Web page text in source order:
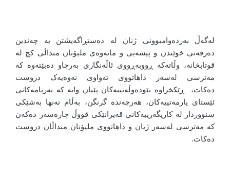
لەگەڵ بەردەوامبوونی ژنان لە دەستڕاگەیشتن بە چەندین
دەرفەتی خوێندن و پیشەیی و مانەوەی ملیۆنان منداڵی کچ لە
قوتابخانە، وڵاتەکە ڕووبەڕووی ئاڵەنگاری بەرچاو دەبێتەوە کە
مەترسی لەسەر داهاتووی تەواوی نەوەیەک دروست
دەکات، ڕێکخراوە نێودەوڵەتییەکان پێیان وایە کە بەرنامەکانی
ئێستای یارمەتییەکان، هەرچەندە گرنگن، بەڵام تەنها بەشێکی
سنووردار لە کاریگەرییەکانی قەیرانێکی قووڵ چارەسەر دەکەن
کە مەترسی لەسەر ژیان و داهاتووی ملیۆنان منداڵان دروست
دەکات.